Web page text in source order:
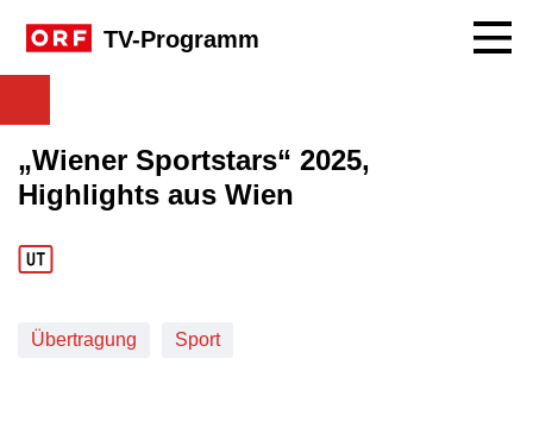
TV-Programm
„Wiener Sportstars“ 2025,
Highlights aus Wien
Übertragung Sport